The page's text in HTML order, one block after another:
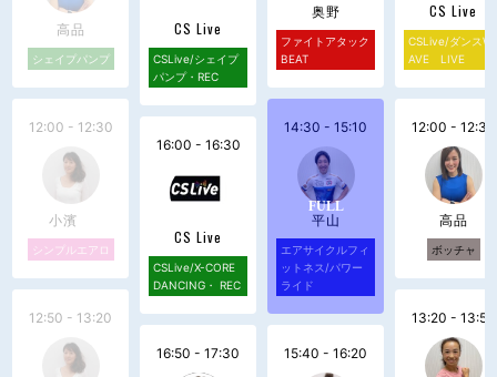
高品
シェイプパンプ
12:00 - 12:30
小濱
シンプルエアロ
12:50 - 13:20
CS Live
CSLive/シェイプ
パンプ・REC
16:00 - 16:30
CS Live
CSLive/X-CORE
DANCING・ REC
16:50 - 17:30
奥野
ファイトアタック
BEAT
14:30 - 15:10
平山
エアサイクルフィ
ットネス/パワー
ライド
15:40 - 16:20
CS Live
CSLive/ダンスW
AVE LIVE
12:00 - 12:30
高品
ボッチャ
13:20 - 13:50